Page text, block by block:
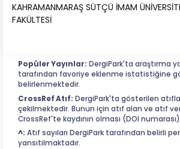
KAHRAMANMARAŞ SÜTÇÜ İMAM
FAKÜLTESİ
Popüler Yayınlar: DergiPark'ta araştırma
tarafından favoriye eklenme istatistiğine
belirlenmektedir.
CrossRef Atıf: DergiPark'ta gösterilen
çekilmektedir. Bunun için atıf alan ve atıf
CrossRef'te kaydının olması (DOI
^: Atıf sayıları DergiPark tarafından belirli
yansıtılmaktadır.